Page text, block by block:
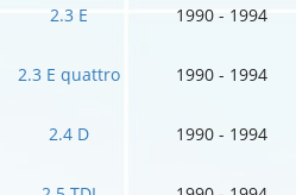
2.3 E 1990 - 1994
2.3 E quattro 1990 - 1994
2.4 D 1990 - 1994